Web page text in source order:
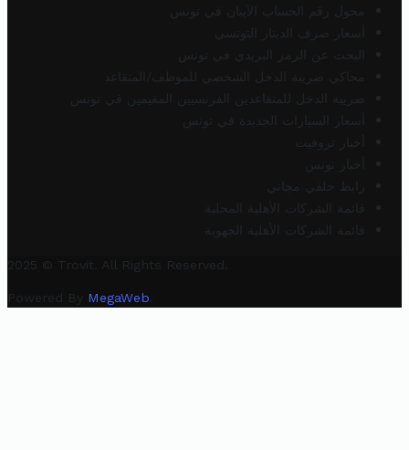
محول رقم الحساب الآيبان في تونس
أسعار صرف الدينار التونسي
البحث عن الرمز البريدي في تونس
محاكي ضريبة الدخل الشخصي للموظف/المتقاعد
ضريبة الدخل للمتقاعدين الفرنسيين المقيمين في تونس
أسعار السيارات الجديدة في تونس
أخبار تروفيت
أخبار تونس
رابط خلفي مجاني
قائمة الشركات الأهلية المحلية
قائمة الشركات الأهلية الجهوية
2025 © Trovit. All Rights Reserved.
Powered By MegaWeb